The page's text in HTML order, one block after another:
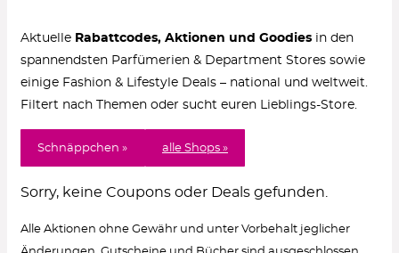
Aktuelle Rabattcodes, Aktionen und Goodies in den
spannendsten Parfümerien & Department Stores sowie
einige Fashion & Lifestyle Deals – national und weltweit.
Filtert nach Themen oder sucht euren Lieblings-Store.
Schnäppchen » alle Shops »
Sorry, keine Coupons oder Deals gefunden.
Alle Aktionen ohne Gewähr und unter Vorbehalt jeglicher